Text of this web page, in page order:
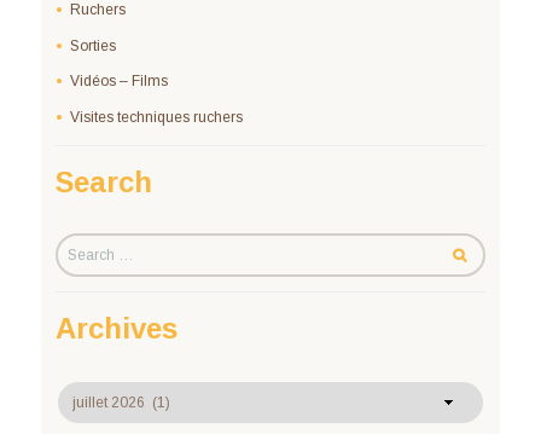
Ruchers
Sorties
Vidéos – Films
Visites techniques ruchers
Search
Archives
Archives